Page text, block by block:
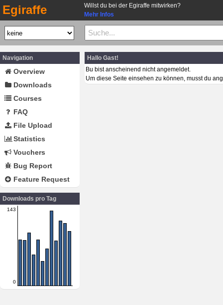
Egiraffe
Willst du bei der Egiraffe mitwirken?
Mehr Infos
Navigation
Overview
Downloads
Courses
FAQ
File Upload
Statistics
Vouchers
Bug Report
Feature Request
Downloads pro Tag
143
0
Hallo Gast!
Bu bist anscheinend nicht angemeldet.
Um diese Seite einsehen zu können, musst du